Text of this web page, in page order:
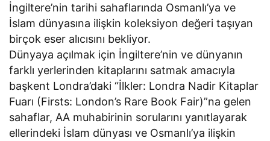
İngiltere’nin tarihi sahaflarında Osmanlı’ya ve
İslam dünyasına ilişkin koleksiyon değeri taşıyan
birçok eser alıcısını bekliyor.
Dünyaya açılmak için İngiltere’nin ve dünyanın
farklı yerlerinden kitaplarını satmak amacıyla
başkent Londra’daki “İlkler: Londra Nadir Kitaplar
Fuarı (Firsts: London’s Rare Book Fair)”na gelen
sahaflar, AA muhabirinin sorularını yanıtlayarak
ellerindeki İslam dünyası ve Osmanlı’ya ilişkin